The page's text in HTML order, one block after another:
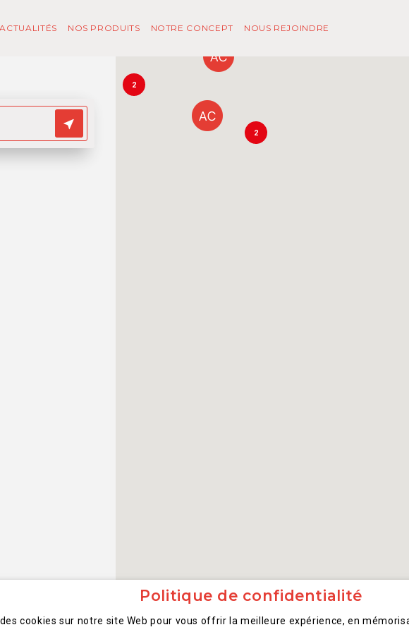
ACTUALITÉS NOS PRODUITS NOTRE CONCEPT NOUS REJOINDRE
2
2
Politique de confidentialité
cookies sur notre site Web pour vous offrir la meilleure expérience, en